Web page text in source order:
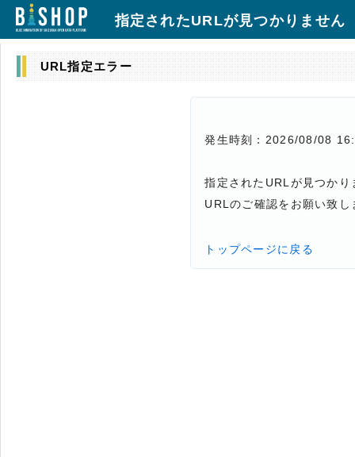
指定されたURLが見つかりません
URL指定エラー
発生時刻：2026/08/08
指定されたURLが見つかり
URLのご確認をお願い致し
トップページに戻る